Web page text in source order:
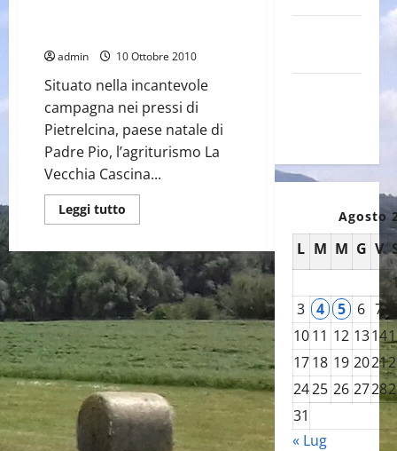
admin 10 Ottobre 2010
Situato nella incantevole
campagna nei pressi di
Pietrelcina, paese natale di
Padre Pio, l’agriturismo La
Vecchia Cascina...
Leggi tutto
di
Agriturismo
La
Vecchia
Cascina
di
Paolo
e
Belinda
Agosto
L M M G V
3 4 5 6 7
10 11 12 1314
17 18 19 2021
2425 26 2728
31
« Lug